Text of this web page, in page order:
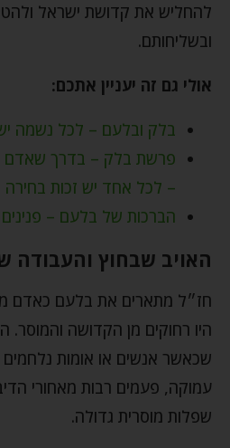
להחליש את קדושת ישראל
ובשליחותם.
אולי גם זה יעניין אתכם:
בלק ובלעם – לכל נשמה יש
פרשת בלק – בדרך שאדם
– לכל אחד יש זכות בחירה
הברכות של בלעם –
האויב שבחוץ והעבודה
חז״ל מתארים את בלעם כאדם
היו רחוקים מן הקדושה והמוסר.
שכאשר אנשים או אומות
עמוקה, פעמים רבות מאחורי
שפלות מוסרית גדולה.